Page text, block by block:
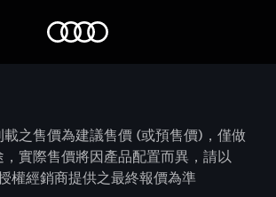
之售價為建議售價 (或預售價)，僅做
實際售價將因產品配置而異，請以
權經銷商提供之最終報價為準